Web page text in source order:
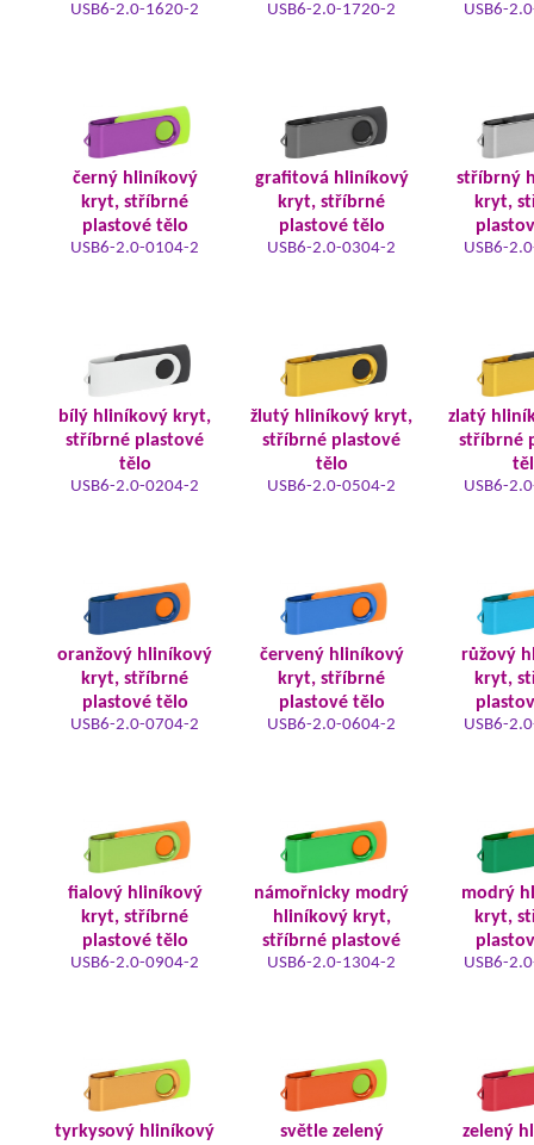
USB6-2.0-1620-2 USB6-2.0-1720-2 USB6-
černý hliníkový
kryt, stříbrné
plastové tělo
USB6-2.0-0104-2
grafitová hliníkový
kryt, stříbrné
plastové tělo
USB6-2.0-0304-2
stříbrný
kryt,
USB6-
bílý hliníkový kryt,
stříbrné plastové
tělo
USB6-2.0-0204-2
žlutý hliníkový kryt,
stříbrné plastové
tělo
USB6-2.0-0504-2
zlatý
stříbrné
USB6-
oranžový hliníkový
kryt, stříbrné
plastové tělo
USB6-2.0-0704-2
červený hliníkový
kryt, stříbrné
plastové tělo
USB6-2.0-0604-2
růžový
kryt,
USB6-
fialový hliníkový
kryt, stříbrné
plastové tělo
USB6-2.0-0904-2
námořnicky modrý
hliníkový kryt,
stříbrné plastové
USB6-2.0-1304-2
modrý
kryt,
USB6-
tyrkysový hliníkový
světle zelený
zelený